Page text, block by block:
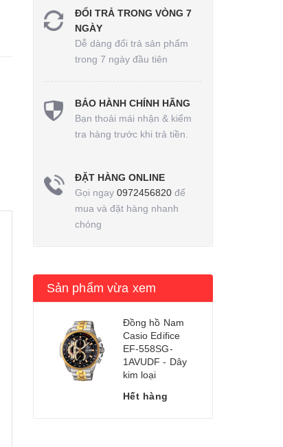
ĐỔI TRẢ TRONG VÒNG 7
NGÀY
Dễ dàng đổi trả sản phẩm
trong 7 ngày đầu tiên
BẢO HÀNH CHÍNH HÃNG
Bạn thoải mái nhận & kiểm
tra hàng trước khi trả tiền.
ĐẶT HÀNG ONLINE
Gọi ngay 0972456820để
mua và đặt hàng nhanh
chóng
Sản phẩm vừa xem
Đồng hồ Nam
Casio Edifice
EF-558SG-
1AVUDF - Dây
kim loại
Hết hàng